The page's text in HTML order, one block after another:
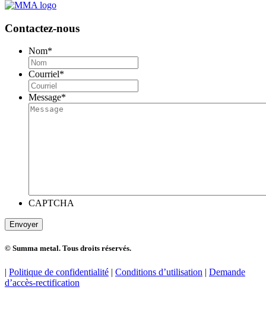
Contactez-nous
Nom*
Courriel*
Message*
CAPTCHA
© Summa metal. Tous droits réservés.
| Politique de confidentialité | Conditions d’utilisation | Demande
d’accès-rectification